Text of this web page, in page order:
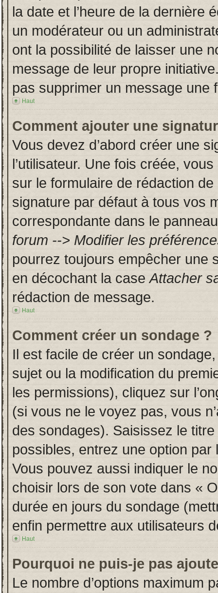
la date et l’heure de la dernière
un modérateur ou un
ont la possibilité de laisser une
message de leur propre
pas supprimer un message une
Haut
Comment ajouter une
Vous devez d’abord créer une
l’utilisateur. Une fois créée,
sur le formulaire de rédaction
signature par défaut à tous vos
correspondante dans le
forum --> Modifier les
pourrez toujours empêcher une
en décochant la caseAttacher
rédaction de message.
Haut
Comment créer un sondage ?
Il est facile de créer un
sujet ou la modification du
les permissions), cliquez sur
(si vous ne le voyez pas, vous
des sondages). Saisissez le
possibles, entrez une option
Vous pouvez aussi indiquer le
choisir lors de son vote dans «
durée en jours du sondage
enfin permettre aux utilisateurs
Haut
Pourquoi ne puis-je pas
Le nombre d’options maximum